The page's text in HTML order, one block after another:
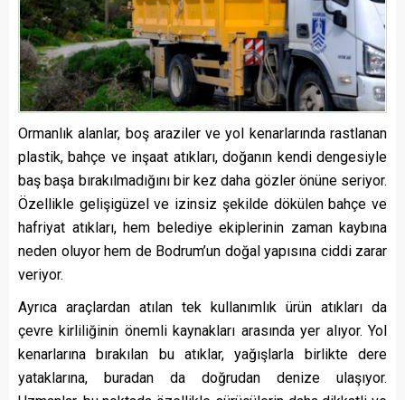
Ormanlık alanlar, boş araziler ve yol kenarlarında rastlanan
plastik, bahçe ve inşaat atıkları, doğanın kendi dengesiyle
baş başa bırakılmadığını bir kez daha gözler önüne seriyor.
Özellikle gelişigüzel ve izinsiz şekilde dökülen bahçe ve
hafriyat atıkları, hem belediye ekiplerinin zaman kaybına
neden oluyor hem de Bodrum’un doğal yapısına ciddi zarar
veriyor.
Ayrıca araçlardan atılan tek kullanımlık ürün atıkları da
çevre kirliliğinin önemli kaynakları arasında yer alıyor. Yol
kenarlarına bırakılan bu atıklar, yağışlarla birlikte dere
yataklarına, buradan da doğrudan denize ulaşıyor.